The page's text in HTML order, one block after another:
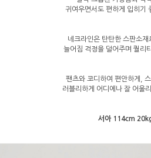
귀여우면서도 편하게 입히기
네크라인은 탄탄한 스판소재
늘어짐 걱정을 덜어주며 퀄리
팬츠와 코디하여 편안하게,
러블리하게 어디에나 잘 어울
서아 114cm